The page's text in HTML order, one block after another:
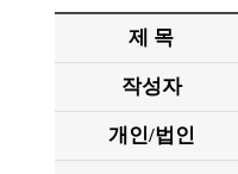
제 목
작성자
개인/법인